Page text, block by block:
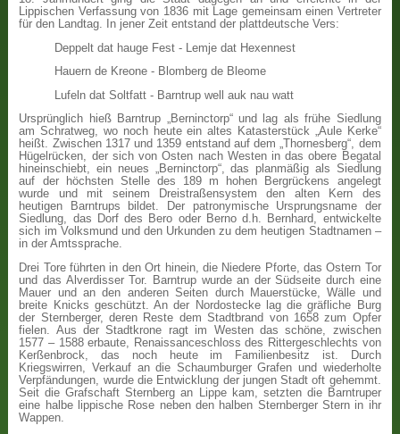
Lippischen Verfassung von 1836 mit Lage gemeinsam einen Vertreter
für den Landtag. In jener Zeit entstand der plattdeutsche Vers:
Deppelt dat hauge Fest - Lemje dat Hexennest
Hauern de Kreone - Blomberg de Bleome
Lufeln dat Soltfatt - Barntrup well auk nau watt
Ursprünglich hieß Barntrup „Berninctorp“ und lag als frühe Siedlung
am Schratweg, wo noch heute ein altes Katasterstück „Aule Kerke“
heißt. Zwischen 1317 und 1359 entstand auf dem „Thornesberg“, dem
Hügelrücken, der sich von Osten nach Westen in das obere Begatal
hineinschiebt, ein neues „Berninctorp“, das planmäßig als Siedlung
auf der höchsten Stelle des 189 m hohen Bergrückens angelegt
wurde und mit seinem Dreistraßensystem den alten Kern des
heutigen Barntrups bildet. Der patronymische Ursprungsname der
Siedlung, das Dorf des Bero oder Berno d.h. Bernhard, entwickelte
sich im Volksmund und den Urkunden zu dem heutigen Stadtnamen –
in der Amtssprache.
Drei Tore führten in den Ort hinein, die Niedere Pforte, das Ostern Tor
und das Alverdisser Tor. Barntrup wurde an der Südseite durch eine
Mauer und an den anderen Seiten durch Mauerstücke, Wälle und
breite Knicks geschützt. An der Nordostecke lag die gräfliche Burg
der Sternberger, deren Reste dem Stadtbrand von 1658 zum Opfer
fielen. Aus der Stadtkrone ragt im Westen das schöne, zwischen
1577 – 1588 erbaute, Renaissanceschloss des Rittergeschlechts von
Kerßenbrock, das noch heute im Familienbesitz ist. Durch
Kriegswirren, Verkauf an die Schaumburger Grafen und wiederholte
Verpfändungen, wurde die Entwicklung der jungen Stadt oft gehemmt.
Seit die Grafschaft Sternberg an Lippe kam, setzten die Barntruper
eine halbe lippische Rose neben den halben Sternberger Stern in ihr
Wappen.